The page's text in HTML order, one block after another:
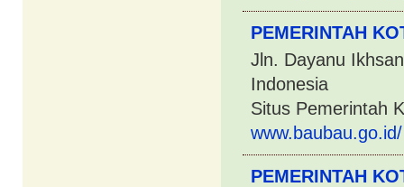
PEMERINTAH
Jln. Dayanu
Indonesia
Situs Pemerintah
www.baubau.go.id/
PEMERINTAH